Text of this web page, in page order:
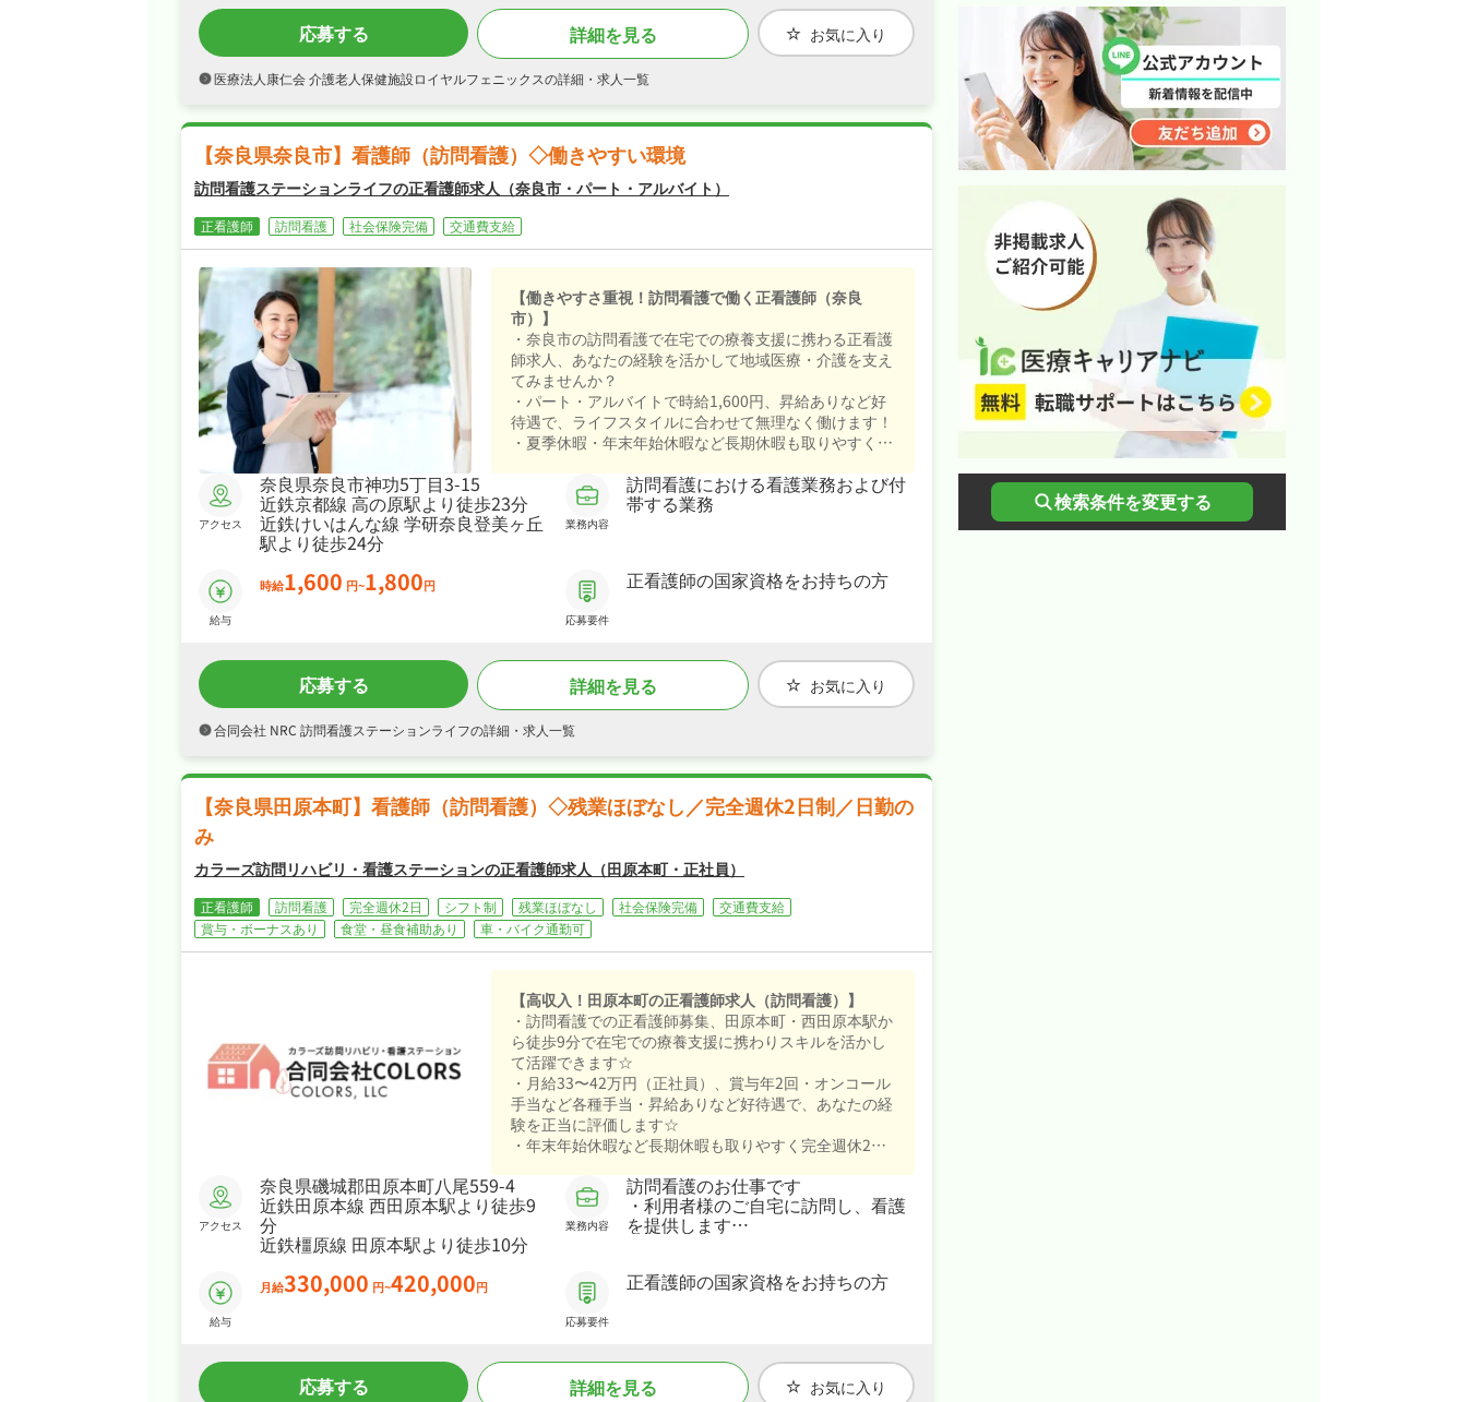
応募する 詳細を見る お気に入り
医療法人康仁会 介護老人保健施設ロイヤルフェニックスの詳細・求人一覧
【奈良県奈良市】看護師（訪問看護）◇働きやすい環境
訪問看護ステーションライフの正看護師求人（奈良市・パート・アルバイト）
正看護師 訪問看護 社会保険完備 交通費支給
アクセス
奈良県奈良市神功5丁目3-15
近鉄京都線 高の原駅より徒歩23分
近鉄けいはんな線 学研奈良登美ヶ丘
駅より徒歩24分
給与
時給1,600 円~1,800円
業務内容
訪問看護における看護業務および付
帯する業務
応募要件
正看護師の国家資格をお持ちの方
【働きやすさ重視！訪問看護で働く正看護師（奈良
市）】
・奈良市の訪問看護で在宅での療養支援に携わる正看護
師求人、あなたの経験を活かして地域医療・介護を支え
てみませんか？
・パート・アルバイトで時給1,600円、昇給ありなど好
待遇で、ライフスタイルに合わせて無理なく働けます！
・夏季休暇・年末年始休暇など長期休暇も取りやすく柔
職場です！
・社会保険完備で、あなたの「働きたい」を全力でサポ
ートします！
応募する 詳細を見る お気に入り
合同会社 NRC 訪問看護ステーションライフの詳細・求人一覧
【奈良県田原本町】看護師（訪問看護）◇残業ほぼなし／完全週休2日制／日勤の
み
カラーズ訪問リハビリ・看護ステーションの正看護師求人（田原本町・正社員）
正看護師 訪問看護 完全週休2日 シフト制 残業ほぼなし 社会保険完備
交通費支給
賞与・ボーナスあり
食堂・昼食補助あり 車・バイク通勤可
アクセス
奈良県磯城郡田原本町八尾559-4
近鉄田原本線 西田原本駅より徒歩9
分
近鉄橿原線 田原本駅より徒歩10分
給与
月給330,000 円~420,000円
業務内容
訪問看護のお仕事です
・利用者様のご自宅に訪問し、看護
を提供します
※無理をせず本人のライフスタイル
からでも可能
応募要件
正看護師の国家資格をお持ちの方
【高収入！田原本町の正看護師求人（訪問看護）】
・訪問看護での正看護師募集、田原本町・西田原本駅か
ら徒歩9分で在宅での療養支援に携わりスキルを活かし
て活躍できます☆
・月給33〜42万円（正社員）、賞与年2回・オンコール
手当など各種手当・昇給ありなど好待遇で、あなたの経
験を正当に評価します☆
・年末年始休暇など長期休暇も取りやすく完全週休2日
の両立もしやすい職場です☆
・社会保険完備と手厚く、腰を据えて長く活躍できる職
場です☆
応募する 詳細を見る お気に入り
検索条件を変更する